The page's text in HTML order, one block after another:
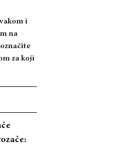
i
na
za koji